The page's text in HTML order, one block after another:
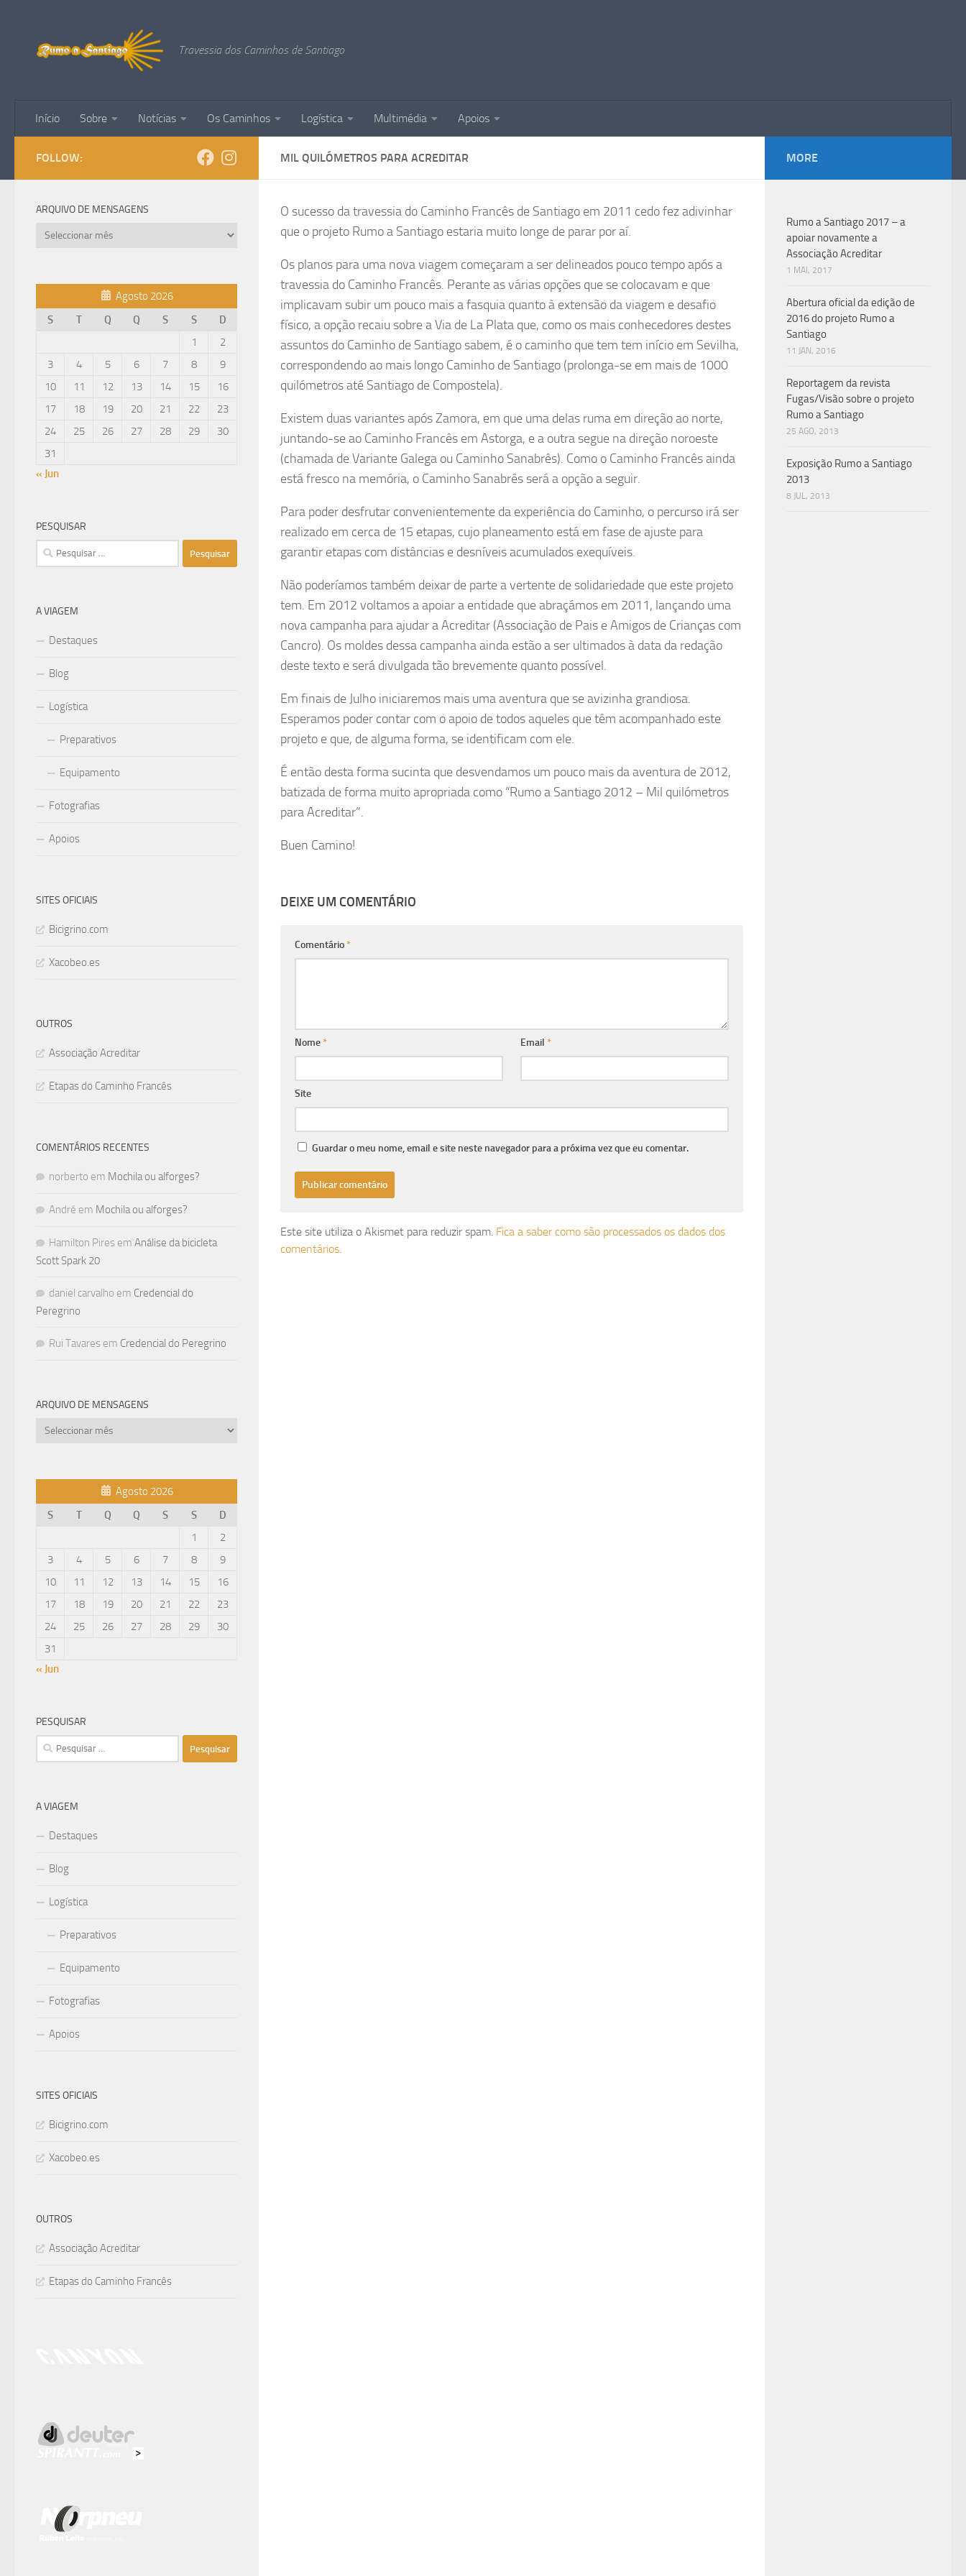
Travessia dos Caminhos de Santiago
Início Sobre Notícias Os Caminhos Logística Multimédia Apoios
MIL QUILÓMETROS PARA ACREDITAR
O sucesso da travessia do Caminho Francês de Santiago em 2011 cedo fez adivinhar
que o projeto Rumo a Santiago estaria muito longe de parar por aí.
Os planos para uma nova viagem começaram a ser delineados pouco tempo após a
travessia do Caminho Francês. Perante as várias opções que se colocavam e que
implicavam subir um pouco mais a fasquia quanto à extensão da viagem e desafio
físico, a opção recaiu sobre a Via de La Plata que, como os mais conhecedores destes
assuntos do Caminho de Santiago sabem, é o caminho que tem tem início em Sevilha,
correspondendo ao mais longo Caminho de Santiago (prolonga-se em mais de 1000
quilómetros até Santiago de Compostela).
Existem duas variantes após Zamora, em que uma delas ruma em direção ao norte,
juntando-se ao Caminho Francês em Astorga, e a outra segue na direção noroeste
(chamada de Variante Galega ou Caminho Sanabrês). Como o Caminho Francês ainda
está fresco na memória, o Caminho Sanabrês será a opção a seguir.
Para poder desfrutar convenientemente da experiência do Caminho, o percurso irá ser
realizado em cerca de 15 etapas, cujo planeamento está em fase de ajuste para
garantir etapas com distâncias e desníveis acumulados exequíveis.
Não poderíamos também deixar de parte a vertente de solidariedade que este projeto
tem. Em 2012 voltamos a apoiar a entidade que abraçámos em 2011, lançando uma
nova campanha para ajudar a Acreditar (Associação de Pais e Amigos de Crianças com
Cancro). Os moldes dessa campanha ainda estão a ser ultimados à data da redação
deste texto e será divulgada tão brevemente quanto possível.
Em finais de Julho iniciaremos mais uma aventura que se avizinha grandiosa.
Esperamos poder contar com o apoio de todos aqueles que têm acompanhado este
projeto e que, de alguma forma, se identificam com ele.
É então desta forma sucinta que desvendamos um pouco mais da aventura de 2012,
batizada de forma muito apropriada como “Rumo a Santiago 2012 – Mil quilómetros
para Acreditar”.
Buen Camino!
DEIXE UM COMENTÁRIO
Comentário*
Nome* Email*
Site
Guardar o meu nome, email e site neste navegador para a próxima vez que eu comentar.
Este site utiliza o Akismet para reduzir spam. Fica a saber como são processados os dados dos
comentários.
FOLLOW:
ARQUIVO DE MENSAGENS
Arquivo
Agosto 2026
S
T Q Q S S
D
1
2
3
4 5 6 7 8
9
10
11 12 13 14 15
16
17
18 19 20 21 22
23
24
25 26 27 28 29
30
31
« Jun
PESQUISAR
Pesquisar
por:
A VIAGEM
Destaques
Blog
Logística
Preparativos
Equipamento
Fotografias
Apoios
SITES OFICIAIS
Bicigrino.com
Xacobeo.es
OUTROS
Associação Acreditar
Etapas do Caminho Francês
COMENTÁRIOS RECENTES
norberto em Mochila ou alforges?
André em Mochila ou alforges?
Hamilton Pires em Análise da bicicleta
Scott Spark 20
daniel carvalho em Credencial do
Peregrino
Rui Tavares em Credencial do Peregrino
ARQUIVO DE MENSAGENS
Arquivo
Agosto 2026
S
T Q Q S S
D
1
2
3
4 5 6 7 8
9
10
11 12 13 14 15
16
17
18 19 20 21 22
23
24
25 26 27 28 29
30
31
« Jun
PESQUISAR
Pesquisar
por:
A VIAGEM
Destaques
Blog
Logística
Preparativos
Equipamento
Fotografias
Apoios
SITES OFICIAIS
Bicigrino.com
Xacobeo.es
OUTROS
Associação Acreditar
Etapas do Caminho Francês
MORE
Rumo a Santiago 2017 – a
apoiar novamente a
Associação Acreditar
1 MAI, 2017
Abertura oficial da edição de
2016 do projeto Rumo a
Santiago
11 JAN, 2016
Reportagem da revista
Fugas/Visão sobre o projeto
Rumo a Santiago
25 AGO, 2013
Exposição Rumo a Santiago
2013
8 JUL, 2013